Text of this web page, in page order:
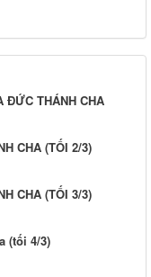
ĐỨC THÁNH CHA
CHA (TỐI 2/3)
CHA (TỐI 3/3)
(tối 4/3)